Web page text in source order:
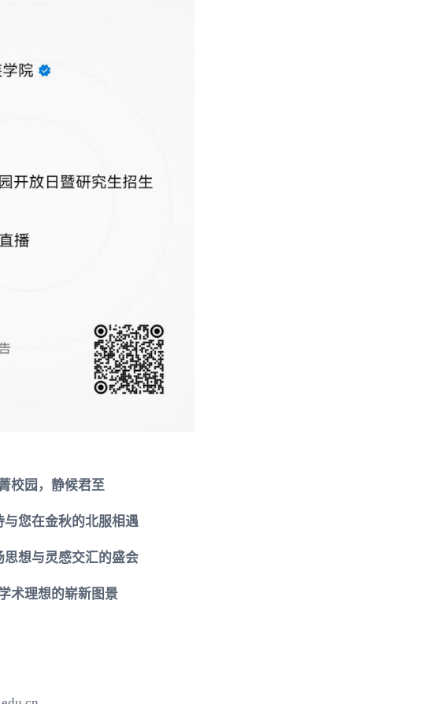
校园，静候君至
与您在金秋的北服相遇
思想与灵感交汇的盛会
术理想的崭新图景